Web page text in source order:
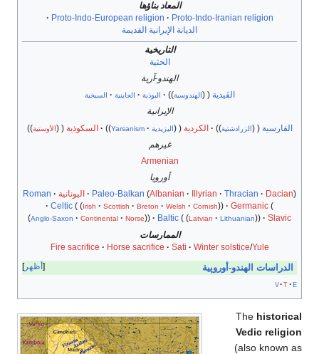
المعاد بناؤها
Proto-Indo-European religion
Proto-Indo-Iranian religion
الديانة الإيرانية القديمة
التاريخية
الحثية
الهندو-آرية
الڤيدية
الهندوسية البوذية الجاينية السيخية
الإيرانية
الفارسية
الزرادشتية الكردية اليزيدية Yarsanism السكوذية الأوستية
غيرهم
Armenian
أوروپا
Paleo-Balkan (Albanian · Illyrian · Thracian · Dacian) اليونانية
Roman
Celtic
Irish Scottish Breton Welsh Cornish Germanic
Anglo-Saxon Continental Norse Baltic Latvian Lithuanian
Slavic
الممارسات
Fire sacrifice
Horse sacrifice Sati Winter solstice/Yule
أظهر
الدراسات الهندو-أوروپية
v t e
The historical
Vedic religion
(also known as